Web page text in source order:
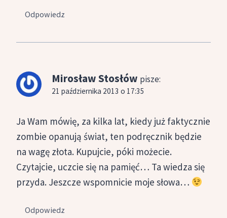
Odpowiedz
Mirosław Stosłów pisze:
21 października 2013 o 17:35
Ja Wam mówię, za kilka lat, kiedy już faktycznie
zombie opanują świat, ten podręcznik będzie
na wagę złota. Kupujcie, póki możecie.
Czytajcie, uczcie się na pamięć… Ta wiedza się
przyda. Jeszcze wspomnicie moje słowa…
Odpowiedz